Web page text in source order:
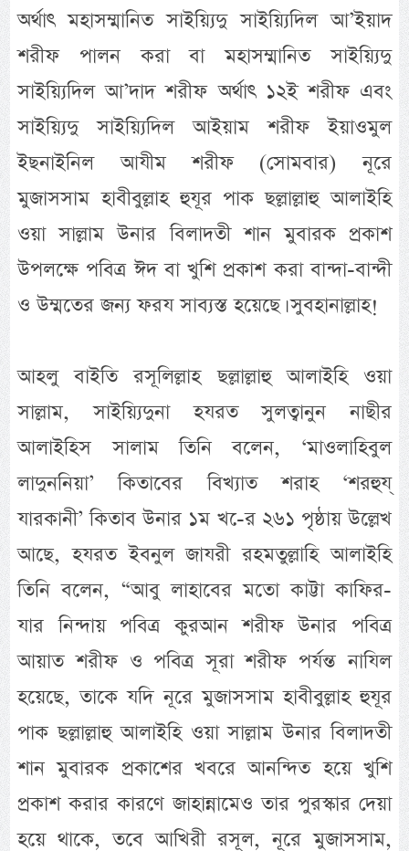
অর্থাৎ মহাসম্মানিত সাইয়্যিদু সাইয়্যিদিল আ’ইয়াদ
শরীফ পালন করা বা মহাসম্মানিত সাইয়্যিদু
সাইয়্যিদিল আ’দাদ শরীফ অর্থাৎ ১২ই শরীফ এবং
সাইয়্যিদু সাইয়্যিদিল আইয়াম শরীফ ইয়াওমুল
ইছনাইনিল আযীম শরীফ (সোমবার) নূরে
মুজাসসাম হাবীবুল্লাহ হুযূর পাক ছল্লাল্লাহু আলাইহি
ওয়া সাল্লাম উনার বিলাদতী শান মুবারক প্রকাশ
উপলক্ষে পবিত্র ঈদ বা খুশি প্রকাশ করা বান্দা-বান্দী
ও উম্মতের জন্য ফরয সাব্যস্ত হয়েছে। সুবহানাল্লাহ!
আহলু বাইতি রসূলিল্লাহ ছল্লাল্লাহু আলাইহি ওয়া
সাল্লাম, সাইয়্যিদুনা হযরত সুলত্বানুন নাছীর
আলাইহিস সালাম তিনি বলেন, ‘মাওলাহিবুল
লাদুননিয়া’ কিতাবের বিখ্যাত শরাহ ‘শরহুয্
যারকানী’ কিতাব উনার ১ম খ-ের ২৬১ পৃষ্ঠায় উল্লেখ
আছে, হযরত ইবনুল জাযরী রহমতুল্লাহি আলাইহি
তিনি বলেন, “আবু লাহাবের মতো কাট্টা কাফির-
যার নিন্দায় পবিত্র কুরআন শরীফ উনার পবিত্র
আয়াত শরীফ ও পবিত্র সূরা শরীফ পর্যন্ত নাযিল
হয়েছে, তাকে যদি নূরে মুজাসসাম হাবীবুল্লাহ হুযূর
পাক ছল্লাল্লাহু আলাইহি ওয়া সাল্লাম উনার বিলাদতী
শান মুবারক প্রকাশের খবরে আনন্দিত হয়ে খুশি
প্রকাশ করার কারণে জাহান্নামেও তার পুরস্কার দেয়া
হয়ে থাকে, তবে আখিরী রসূল, নূরে মুজাসসাম,